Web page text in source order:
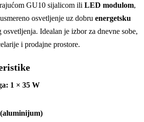
GU10 sijalicom ili LED modulom,
osvetljenje uz dobru energetsku
osvetljenja. Idealan je izbor za dnevne sobe,
i prodajne prostore.
1 × 35 W